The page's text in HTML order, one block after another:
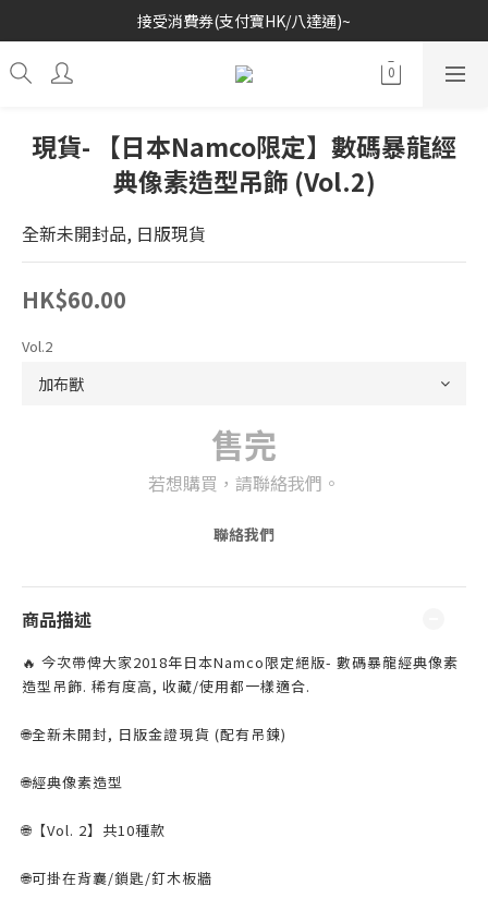
歡迎各位玩具收藏家~
接受消費券(支付寶HK/八達通)~
歡迎各位玩具收藏家~
現貨- 【日本Namco限定】數碼暴龍經
典像素造型吊飾 (Vol.2)
全新未開封品, 日版現貨
HK$60.00
Vol.2
售完
若想購買，請聯絡我們。
聯絡我們
商品描述
🔥 今次帶俾大家2018年日本Namco限定絕版- 數碼暴龍經典像素
造型吊飾. 稀有度高, 收藏/使用都一樣適合.⁣
🌐全新未開封, 日版金證⁣現貨 (配有吊鍊)
🌐經典像素造型⁣
🌐【Vol. 2】共10種款
🌐可掛在背囊/鎖匙/釘木板牆⁣